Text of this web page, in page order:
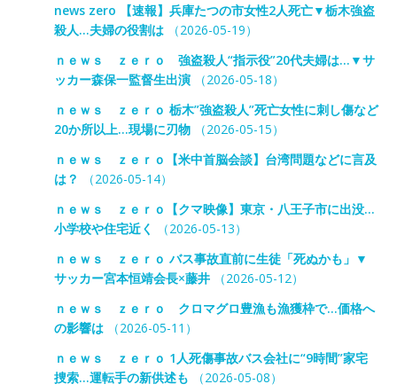
news zero 【速報】兵庫たつの市女性2人死亡▼栃木強盗
殺人…夫婦の役割は（2026-05-19）
ｎｅｗｓ ｚｅｒｏ 強盗殺人“指示役”20代夫婦は…▼サ
ッカー森保一監督生出演（2026-05-18）
ｎｅｗｓ ｚｅｒｏ 栃木”強盗殺人”死亡女性に刺し傷など
20か所以上…現場に刃物（2026-05-15）
ｎｅｗｓ ｚｅｒｏ【米中首脳会談】台湾問題などに言及
は？
（2026-05-14）
ｎｅｗｓ ｚｅｒｏ【クマ映像】東京・八王子市に出没…
小学校や住宅近く
（2026-05-13）
ｎｅｗｓ ｚｅｒｏ バス事故直前に生徒「死ぬかも」▼
サッカー宮本恒靖会長×藤井（2026-05-12）
ｎｅｗｓ ｚｅｒｏ クロマグロ豊漁も漁獲枠で…価格へ
の影響は（2026-05-11）
ｎｅｗｓ ｚｅｒｏ 1人死傷事故バス会社に“9時間”家宅
捜索…運転手の新供述も （2026-05-08）